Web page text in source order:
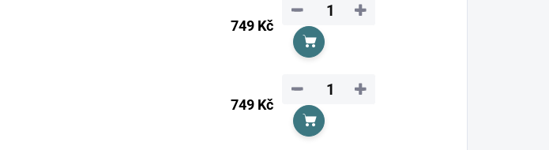
749 Kč
+
−
Do košíku
749 Kč
+
−
Do košíku